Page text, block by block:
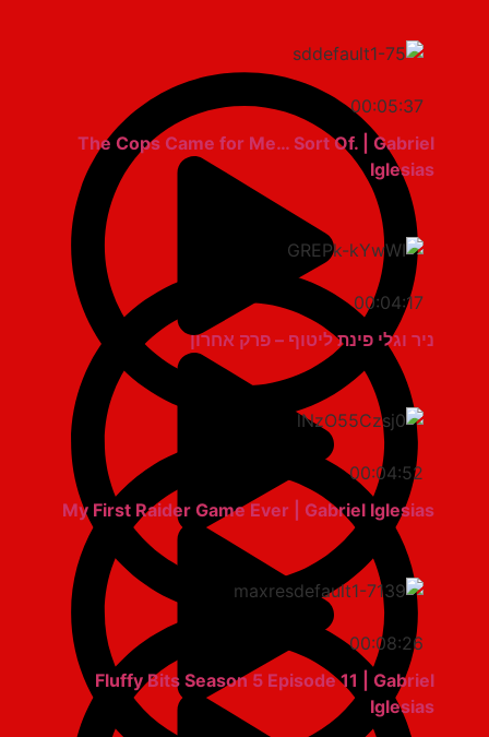
00:05:37
The Cops Came for Me… Sort Of. | Gabriel
Iglesias
00:04:17
ניר וגלי פינת ליטוף – פרק אחרון
00:04:52
My First Raider Game Ever | Gabriel Iglesias
00:08:26
Fluffy Bits Season 5 Episode 11 | Gabriel
Iglesias